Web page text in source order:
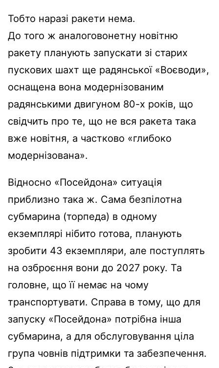
Тобто наразі ракети нема.
До того ж аналоговонетну новітню
ракету планують запускати зі старих
пускових шахт ще радянської «Воєводи»,
оснащена вона модернізованим
радянськими двигуном 80-х років, що
свідчить про те, що не вся ракета така
вже новітня, а частково «глибоко
модернізована».
Відносно «Посейдона» ситуація
приблизно така ж. Сама безпілотна
субмарина (торпеда) в одному
екземплярі нібито готова, планують
зробити 43 екземпляри, але поступлять
на озброєння вони до 2027 року. Та
головне, що її немає на чому
транспортувати. Справа в тому, що для
запуску «Посейдона» потрібна інша
субмарина, а для обслуговування ціла
група човнів підтримки та забезпечення.